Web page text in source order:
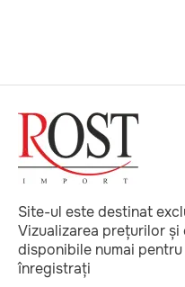
Site-ul este destinat
Vizualizarea prețurilor
disponibile numai
înregistrați